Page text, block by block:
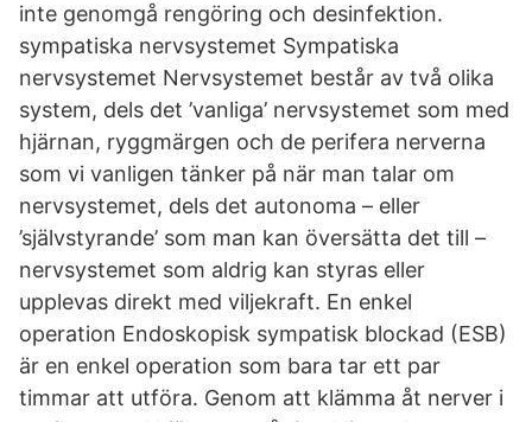
inte genomgå rengöring och desinfektion.
sympatiska nervsystemet Sympatiska
nervsystemet Nervsystemet består av två olika
system, dels det ’vanliga’ nervsystemet som med
hjärnan, ryggmärgen och de perifera nerverna
som vi vanligen tänker på när man talar om
nervsystemet, dels det autonoma – eller
’självstyrande’ som man kan översätta det till –
nervsystemet som aldrig kan styras eller
upplevas direkt med viljekraft. En enkel
operation Endoskopisk sympatisk blockad (ESB)
är en enkel operation som bara tar ett par
timmar att utföra. Genom att klämma åt nerver i